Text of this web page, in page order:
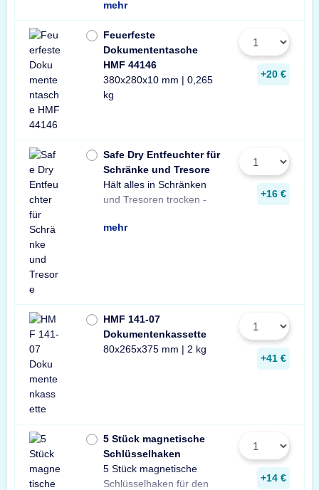
mehr
Feuerfeste
Dokumententasche
HMF 44146
380x280x10 mm | 0,265
kg
+20 €
Safe Dry Entfeuchter für
Schränke und Tresore
Hält alles in Schränken
und Tresoren trocken -
Praktischer Entfeuchter
aus Naturgranulat für
Tresore und Schränke
gegen Rost, Schimmel
mehr
+16 €
HMF 141-07
Dokumentenkassette
80x265x375 mm | 2 kg
+41 €
5 Stück magnetische
Schlüsselhaken
5 Stück magnetische
Schlüsselhaken für den
Innenraum Ihres Tresors.
Die einfache, praktische
und sichere Lösung zur
Aufbewahrung von
Schlüsseln in Ihrem
+14 €